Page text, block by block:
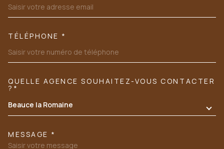
TÉLÉPHONE *
TRAD_MELTEM_VOREDEMANDE
QUELLE AGENCE SOUHAITEZ-VOUS CONTACTER
?*
Beauce la Romaine
MESSAGE *